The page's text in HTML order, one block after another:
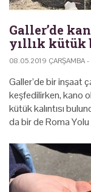
Galler’de
yıllık kütük
08.05.2019 ÇARŞAMBA
Galler’de bir inşaat
keşfedilirken, kano
kütük kalıntısı
da bir de Roma Yolu